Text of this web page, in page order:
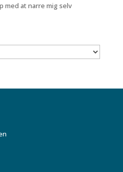
med at narre mig selv